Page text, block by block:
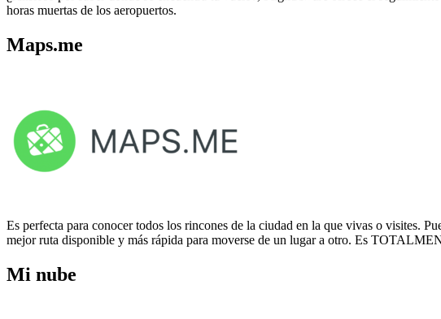
horas muertas de los aeropuertos.
Maps.me
Es perfecta para conocer todos los rincones de la ciudad en la que vivas o visites.
mejor ruta disponible y más rápida para moverse de un lugar a otro. Es
Mi nube